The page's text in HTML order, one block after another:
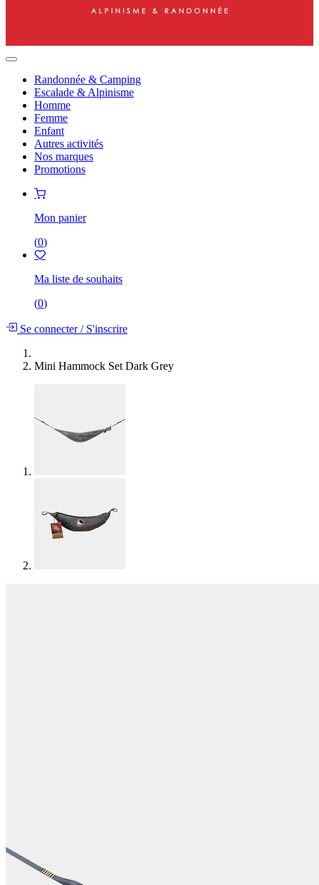
Randonnée & Camping
Escalade & Alpinisme
Homme
Femme
Enfant
Autres activités
Nos marques
Promotions
Mon panier
(0)
Ma liste de souhaits
(0)
Se connecter/S'inscrire
Mini Hammock Set Dark Grey